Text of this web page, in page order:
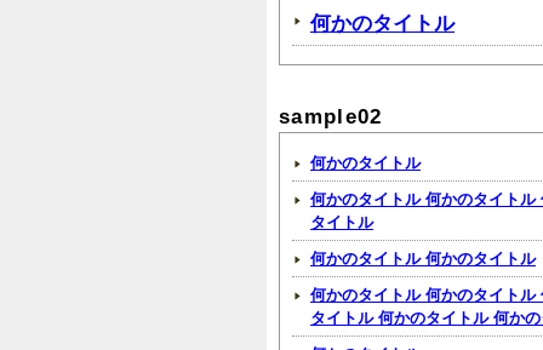
何かのタイトル
sample02
何かのタイトル
何かのタイトル 何かのタイトル
タイトル
何かのタイトル 何かのタイトル
何かのタイトル 何かのタイトル
タイトル 何かのタイトル 何か